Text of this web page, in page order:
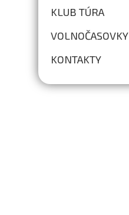
KLUB TÚRA
VOLNOČASOVKY
KONTAKTY